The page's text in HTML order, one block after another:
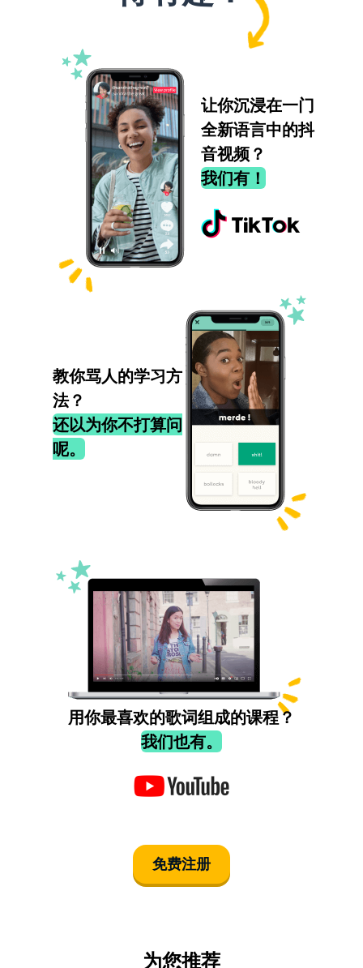
让你沉浸在一门
全新语言中的抖
音视频？
我们有！
教你骂人的学习方
法？
还以为你不打算问
呢。
用你最喜欢的歌词组成的课程？
我们也有。
免费注册
为您推荐